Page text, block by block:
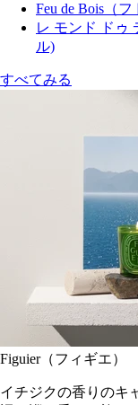
Feu de Bois（フ
レ モンド ドゥ
ル)
すべてみる
Figuier（フィギエ）
イチジクの香りのキ